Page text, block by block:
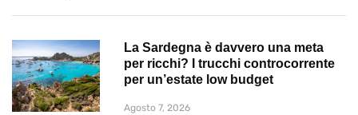
La Sardegna è davvero una meta
per ricchi? I trucchi controcorrente
per un’estate low budget
Agosto 7, 2026